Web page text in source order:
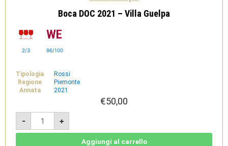
Boca DOC 2021 – Villa Guelpa
2/3 96/100
Tipologia
Rossi
Regione
Piemonte
Annata
2021
€50,00
-
Boca
DOC
2021
-
+
Aggiungi al carrello